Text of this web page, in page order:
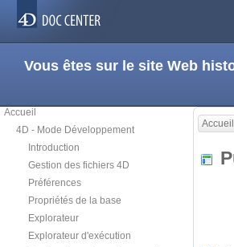
Vous êtes sur le site Web
Accueil
4D - Mode Développement
Introduction
Gestion des fichiers 4D
Préférences
Propriétés de la base
Explorateur
Explorateur d'exécution
Accueil